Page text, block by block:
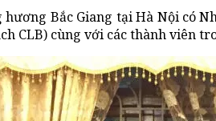
hương Bắc Giang tại Hà Nội có
CLB) cùng với các thành viên